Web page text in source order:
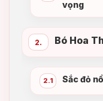
vọng
2. Bó Hoa
2.1 Sắc đỏ